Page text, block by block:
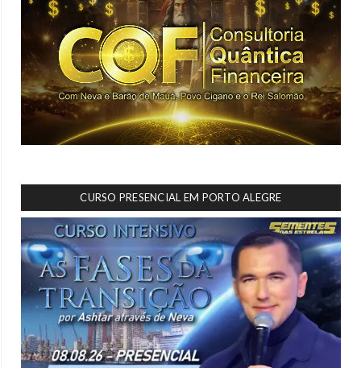
CURSO PRESENCIAL EM PORTO ALEGRE